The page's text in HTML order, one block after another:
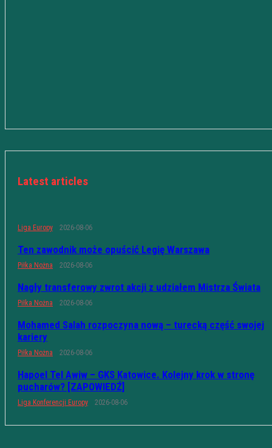
Latest articles
Liga Europy 2026-08-06
Ten zawodnik może opuścić Legię Warszawa
Piłka Nożna 2026-08-06
Nagły transferowy zwrot akcji z udziałem Mistrza Świata
Piłka Nożna 2026-08-06
Mohamed Salah rozpoczyna nową – turecką część swojej
kariery
Piłka Nożna 2026-08-06
Hapoel Tel Awiw – GKS Katowice. Kolejny krok w stronę
pucharów? [ZAPOWIEDŹ]
Liga Konferencji Europy 2026-08-06